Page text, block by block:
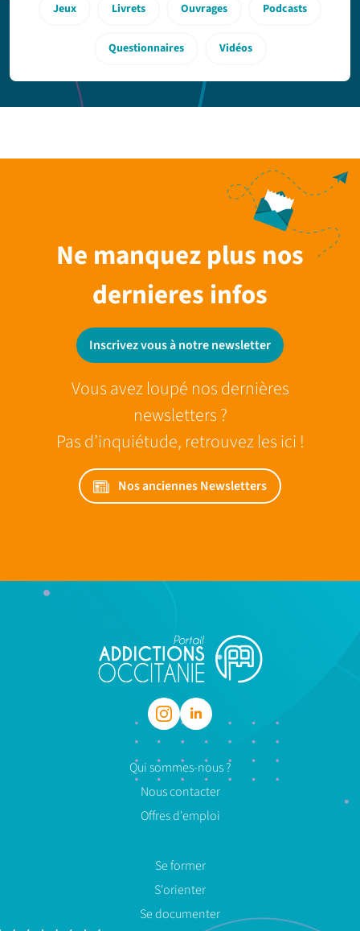
Jeux Livrets Ouvrages Podcasts
Questionnaires Vidéos
Ne manquez plus nos
dernieres infos
Inscrivez vous à notre newsletter
Vous avez loupé nos dernières
newsletters ?
Pas d’inquiétude, retrouvez les ici !
Nos anciennes Newsletters
Qui sommes-nous ?
Nous contacter
Offres d'emploi
Se former
S'orienter
Se documenter